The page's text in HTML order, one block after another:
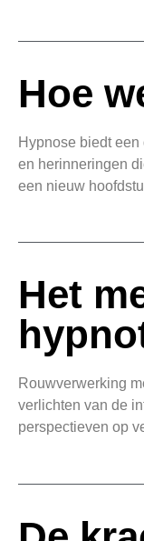
Hoe
Hypnose biedt
en herinneringen
een nieuw
Het
Rouwverwerking
verlichten van de
perspectieven op